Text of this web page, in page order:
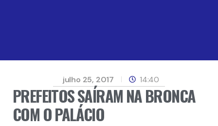
julho 25, 2017 14:40
PREFEITOS SAÍRAM NA BRONCA
COM O PALÁCIO